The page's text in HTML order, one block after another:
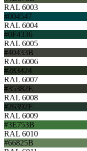
RAL 6003
#004547
RAL 6004
#0F4336
RAL 6005
#40433B
RAL 6006
#283424
RAL 6007
#35382E
RAL 6008
#26392F
RAL 6009
#3E753B
RAL 6010
#66825B